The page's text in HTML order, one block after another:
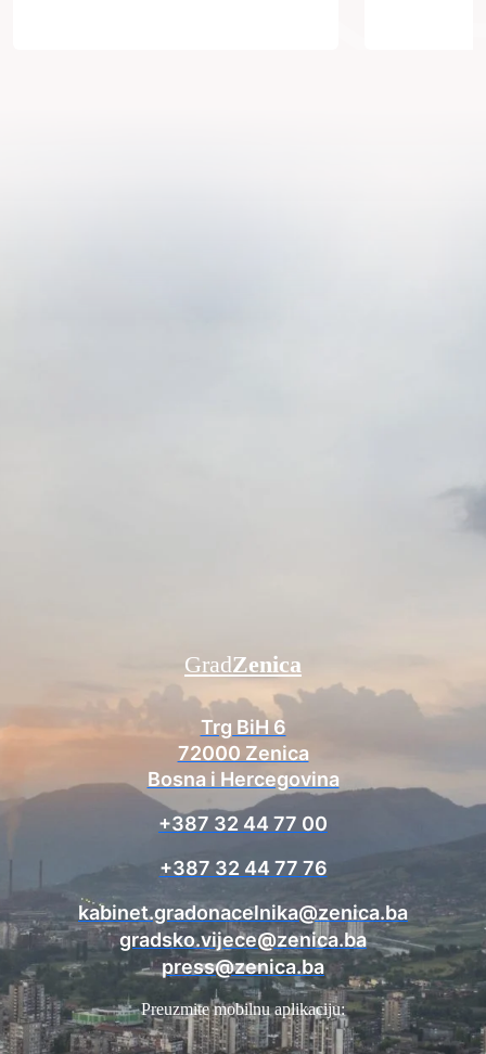
Trg BiH 6
72000 Zenica
Bosna i Hercegovina
+387 32 44 77 00
+387 32 44 77 76
kabinet.gradonacelnika@zenica.ba
gradsko.vijece@zenica.ba
press@zenica.ba
GradZenica
Preuzmite mobilnu aplikaciju: